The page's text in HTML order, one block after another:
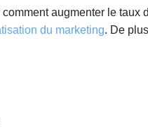
augmenter le taux
du marketing. De